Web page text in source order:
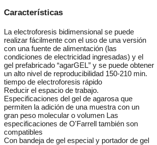
Características
La electroforesis bidimensional se puede
realizar fácilmente con el uso de una versión
con una fuente de alimentación (las
condiciones de electricidad ingresadas) y el
gel prefabricado “agarGEL” y se puede obtener
un alto nivel de reproducibilidad 150-210 min.
tiempo de electroforesis rápido
Reducir el espacio de trabajo.
Especificaciones del gel de agarosa que
permiten la adición de una muestra con un
gran peso molecular o volumen Las
especificaciones de O'Farrell también son
compatibles
Con bandeja de gel especial y portador de gel